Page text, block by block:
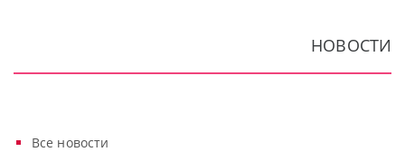
НОВОСТИ
Все новости